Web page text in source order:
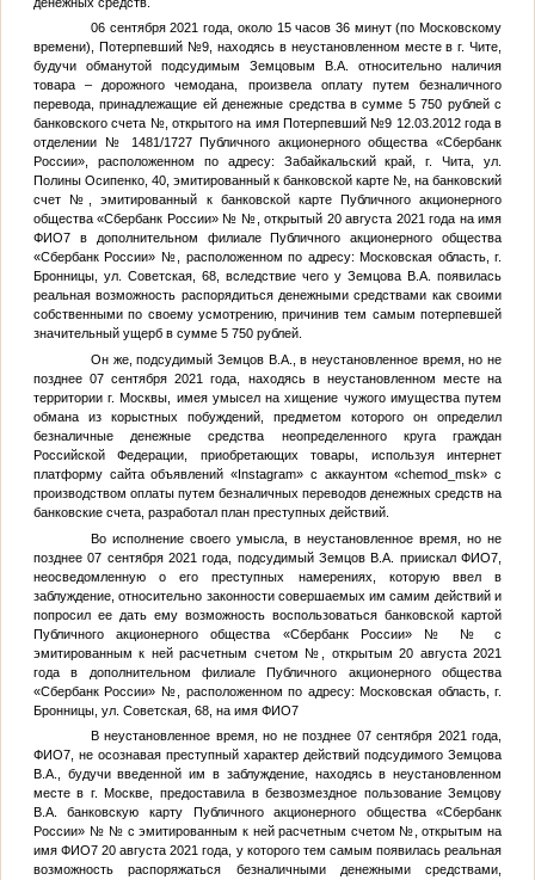
06 сентября 2021 года, около 15 часов 36 минут (по Московскому
времени), Потерпевший №9, находясь в неустановленном месте в г. Чите,
будучи обманутой подсудимым Земцовым В.А. относительно наличия
товара – дорожного чемодана, произвела оплату путем безналичного
перевода, принадлежащие ей денежные средства в сумме 5 750 рублей с
банковского счета №, открытого на имя Потерпевший №9 12.03.2012 года в
отделении № 1481/1727 Публичного акционерного общества «Сбербанк
России», расположенном по адресу: Забайкальский край, г. Чита, ул.
Полины Осипенко, 40, эмитированный к банковской карте №, на банковский
счет № , эмитированный к банковской карте Публичного акционерного
общества «Сбербанк России» № №, открытый 20 августа 2021 года на имя
ФИО7в дополнительном филиале Публичного акционерного общества
«Сбербанк России» №, расположенном по адресу: Московская область, г.
Бронницы, ул. Советская, 68, вследствие чего уЗемцова В.А. появилась
реальная возможность распорядиться денежными средствами как своими
собственными по своему усмотрению, причинив тем самым потерпевшей
значительный ущерб в сумме 5 750 рублей.
Он же, подсудимый Земцов В.А.
, в неустановленное время, но не
позднее 07 сентября 2021 года, находясь в неустановленном месте на
территории г. Москвы, имея умысел на хищение чужого имущества путем
обмана из корыстных побуждений, предметом которого он определил
безналичные денежные средства неопределенного круга граждан
Российской Федерации, приобретающих товары, используя интернет
платформу сайта объявлений «Instagram» с аккаунтом «chemod_msk» с
производством оплаты путем безналичных переводов денежных средств на
банковские счета, разработал план преступных действий.
Во исполнение своего умысла, в неустановленное время, но не
позднее 07 сентября 2021 года, подсудимыйЗемцов В.А. приискалФИО7
неосведомленную о его преступных намерениях, которую ввел в
заблуждение, относительно законности совершаемых им самим действий и
попросил ее дать ему возможность воспользоваться банковской картой
Публичного акционерного общества «Сбербанк России» №
№
с
эмитированным к ней расчетным счетом №
, открытым 20 августа 2021
года в дополнительном филиале Публичного акционерного общества
«Сбербанк России» №
, расположенном по адресу: Московская область, г.
Бронницы, ул. Советская, 68, на имя ФИО7
В неустановленное время, но не позднее 07 сентября 2021 года,
ФИО7, не осознавая преступный характер действий подсудимогоЗемцова
В.А.
, будучи введенной им в заблуждение, находясь в неустановленном
месте в г. Москве, предоставила в безвозмездное пользованиеЗемцову
В.А.
банковскую карту Публичного акционерного общества «Сбербанк
России» № № с эмитированным к ней расчетным счетом № , открытым на
имяФИО7 20 августа 2021 года, у которого тем самым появилась реальная
возможность распоряжаться безналичными денежными средствами,